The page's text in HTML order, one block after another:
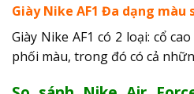
Giày Nike AF1 Đa dạng màu
Giày Nike AF1 có 2 loại: cổ
phối màu, trong đó có cả